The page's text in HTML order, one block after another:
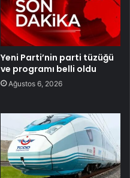
Yeni Parti’nin parti tüzüğü
ve programı belli oldu
Ağustos 6, 2026